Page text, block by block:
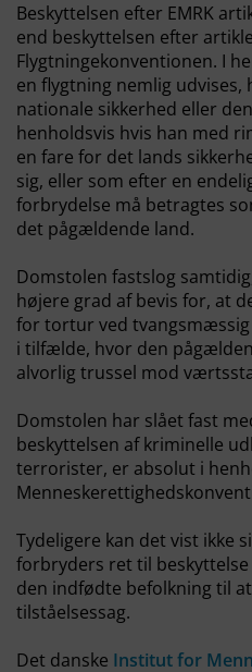
Beskyttelsen efter EMRK
end beskyttelsen efter
Flygtningekonventionen. I
en flygtning nemlig
nationale sikkerhed eller
henholdsvis hvis han med
en fare for det lands
sig, eller som efter en
forbrydelse må betragtes
det pågældende land.
Domstolen fastslog
højere grad af bevis for, at
for tortur ved
i tilfælde, hvor den
alvorlig trussel mod
Domstolen har slået fast
beskyttelsen af kriminelle
terrorister, er absolut i
Tydeligere kan det vist ikke
forbryders ret til
den indfødte befolkning til
tilståelsessag.
Det danske Institut for